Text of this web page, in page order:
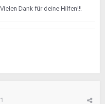
Vielen Dank für deine Hilfen!!!